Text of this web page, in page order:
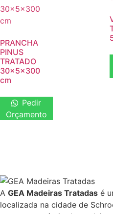
PRANCHA
PINUS
TRATADO
30x5x300
cm
Pedir
Orçamento
A GEA Madeiras Tratadas é
localizada na cidade de